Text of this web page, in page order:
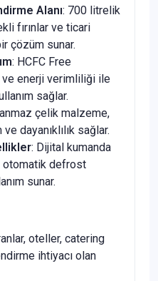
Alanı: 700 litrelik
fırınlar ve ticari
çözüm sunar.
: HCFC Free
enerji verimliliği ile
sağlar.
çelik malzeme,
dayanıklılık sağlar.
: Dijital kumanda
otomatik defrost
sunar.
oteller, catering
ihtiyacı olan